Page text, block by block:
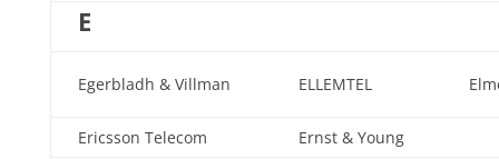
E
Egerbladh & Villman ELLEMTEL
Ericsson Telecom Ernst & Young